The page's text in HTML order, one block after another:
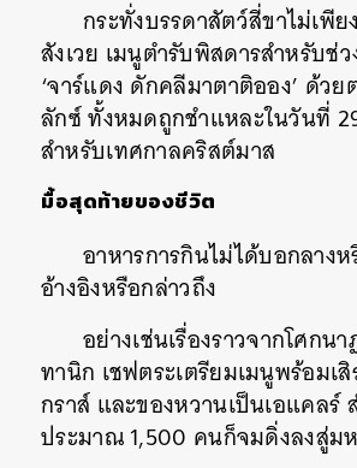
กระทั่งบรรดาสัตว์สี่ขาไม่เพี
สังเวย เมนูตำรับพิสดารสำหรับ
‘จาร์แดง ดักคลีมาตาติออง’ ด้ว
ลักซ์ ทั้งหมดถูกชำแหละในวันที่
สำหรับเทศกาลคริสต์มาส
มื้อสุดท้ายของชีวิต
อาหารการกินไม่ได้บอกลาง
อ้างอิงหรือกล่าวถึง
อย่างเช่นเรื่องราวจากโศกน
ทานิก เชฟตระเตรียมเมนูพร้อม
กราส์ และของหวานเป็นเอแคล
ประมาณ 1,500 คนก็จมดิ่งลงสู่ม